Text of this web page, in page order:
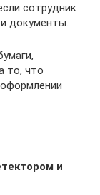
сотрудник
документы.
то, что
и